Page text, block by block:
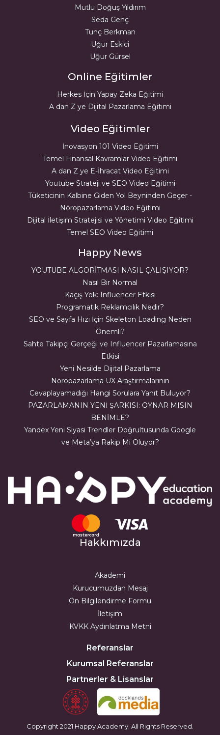
Mutlu Doğuş Yıldırım
Seda Genç
Tunç Berkman
Uğur Eskici
Uğur Gürsel
Online Eğitimler
Herkes İçin Yapay Zeka Eğitimi
A dan Z ye Dijital Pazarlama Eğitimi
Video Eğitimler
İnovasyon 101 Video Eğitimi
Temel Finansal Kavramlar Video Eğitimi
A dan Z ye E-İhracat Video Eğitimi
Youtube Strateji ve SEO Video Eğitimi
Tüketicinin Kalbine Giden Yol Beyninden Geçer -
Nöropazarlama Video Eğitimi
Dijital İletişim Stratejisi ve Yönetimi Video Eğitimi
Temel SEO Video Eğitimi
Happy News
YOUTUBE ALGORİTMASI NASIL ÇALIŞIYOR?
Nasıl Bir Normal
Kaçış Yok: Influencer Etkisi
Programatik Reklamcılık Nedir?
SEO ve Sayfa Hızı İçin Skeleton Loading Neden
Önemli?
Sahte Takipçi Gerçeği ve Influencer Pazarlamasına
Etkisi
Yeni Nesilde Dijital Pazarlama
Nöropazarlama UX Araştırmalarının
Cevaplayamadığı Hangi Sorulara Yanıt Buluyor?
PAZARLAMANIN YENİ ŞARKISI: OYNAR MISIN
BENİMLE?
Yandex Yeni Siyasi Trendler Doğrultusunda Google
ve Meta’ya Rakip Mi Oluyor?
Hakkımızda
Akademi
Kurucumuzdan Mesaj
Ön Bilgilendirme Formu
İletişim
KVKK Aydınlatma Metni
Referanslar
Kurumsal Referanslar
Partnerler & Lisanslar
Copyright 2021 Happy Academy. All Rights Reserved.